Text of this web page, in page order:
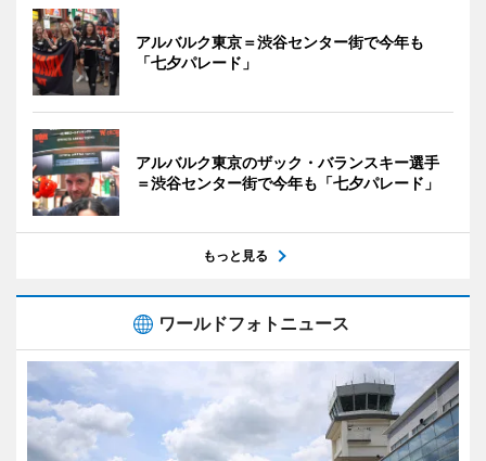
アルバルク東京＝渋谷センター街で今年も
「七夕パレード」
アルバルク東京のザック・バランスキー選手
＝渋谷センター街で今年も「七夕パレード」
もっと見る
ワールドフォトニュース